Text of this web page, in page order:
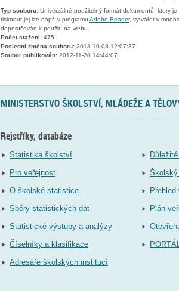
Typ souboru:Univerzálně použitelný formát dokumentů, který
tisknout jej lze např. v programu Adobe Reader, vytvářet v
doporučován k použití na webu.
Počet stažení:475
Poslední změna souboru:2013-10-08 12:07:37
Soubor publikován:2012-11-28 14:44:07
MINISTERSTVO ŠKOLSTVÍ, MLÁDEŽE A
Rejstříky, databáze
Statistika školství
Pro veřejnost
O školské statistice
Sběry statistických dat
Statistické výstupy a analýzy
Číselníky a klasifikace
Adresáře školských institucí
Plán